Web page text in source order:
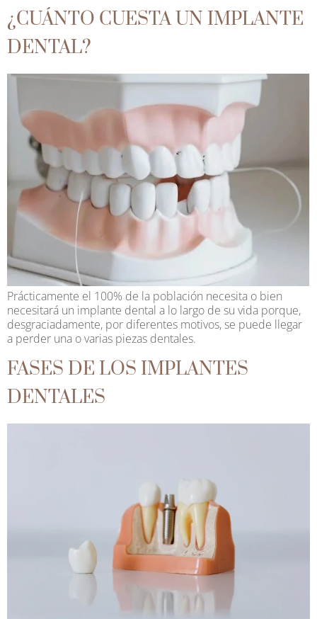
¿CUÁNTO CUESTA UN IMPLANTE
DENTAL?
Prácticamente el 100% de la población necesita o bien
necesitará un implante dental a lo largo de su vida porque,
desgraciadamente, por diferentes motivos, se puede llegar
a perder una o varias piezas dentales.
FASES DE LOS IMPLANTES
DENTALES